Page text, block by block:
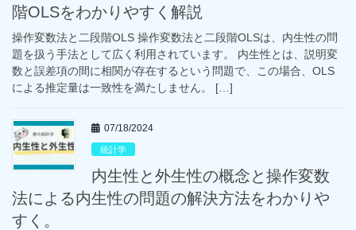
階OLSをわかりやすく解説
操作変数法と二段階OLS 操作変数法と二段階OLSは、内生性の問
題を扱う手法として広く利用されています。 内生性とは、説明変
数と誤差項の間に相関が存在するという問題で、この場合、OLS
による推定量は一致性を満たしません。 […]
07/18/2024
統計学
内生性と外生性の概念と操作変数
法による内生性の問題の解決方法をわかりや
すく。